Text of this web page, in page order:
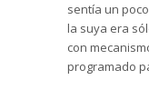
sentía un
la suya era
con
programado